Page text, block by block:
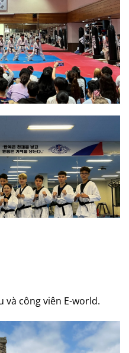
và công viên E-world.